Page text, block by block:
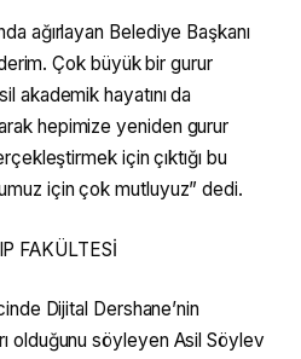
ağırlayan Belediye Başkanı
Çok büyük bir gurur
akademik hayatını da
hepimize yeniden gurur
için çıktığı bu
için çok mutluyuz” dedi.
FAKÜLTESİ
Dijital Dershane’nin
olduğunu söyleyen Asil Söylev